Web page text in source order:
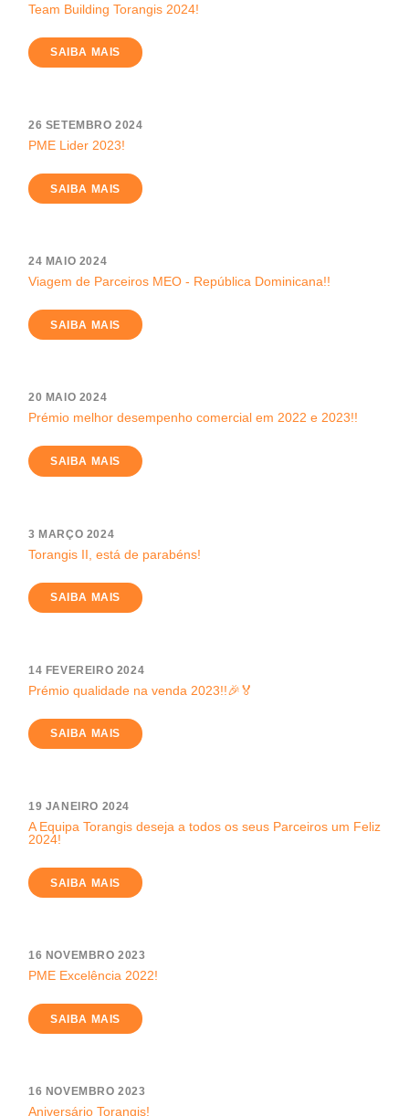
Team Building Torangis 2024!
SAIBA MAIS
26 SETEMBRO 2024
PME Lider 2023!
SAIBA MAIS
24 MAIO 2024
Viagem de Parceiros MEO - República Dominicana!!
SAIBA MAIS
20 MAIO 2024
Prémio melhor desempenho comercial em 2022 e 2023!!
SAIBA MAIS
3 MARÇO 2024
Torangis II, está de parabéns!
SAIBA MAIS
14 FEVEREIRO 2024
Prémio qualidade na venda 2023!!🎉🏅
SAIBA MAIS
19 JANEIRO 2024
A Equipa Torangis deseja a todos os seus Parceiros um Feliz
2024!
SAIBA MAIS
16 NOVEMBRO 2023
PME Excelência 2022!
SAIBA MAIS
16 NOVEMBRO 2023
Aniversário Torangis!